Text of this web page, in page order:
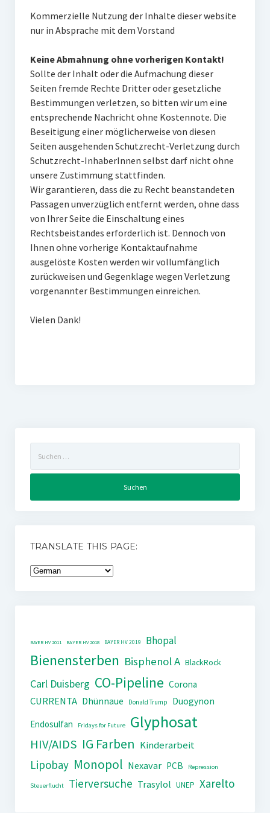
Kommerzielle Nutzung der Inhalte dieser website
nur in Absprache mit dem Vorstand
Keine Abmahnung ohne vorherigen Kontakt!
Sollte der Inhalt oder die Aufmachung dieser
Seiten fremde Rechte Dritter oder gesetzliche
Bestimmungen verletzen, so bitten wir um eine
entsprechende Nachricht ohne Kostennote. Die
Beseitigung einer möglicherweise von diesen
Seiten ausgehenden Schutzrecht-Verletzung durch
Schutzrecht-InhaberInnen selbst darf nicht ohne
unsere Zustimmung stattfinden.
Wir garantieren, dass die zu Recht beanstandeten
Passagen unverzüglich entfernt werden, ohne dass
von Ihrer Seite die Einschaltung eines
Rechtsbeistandes erforderlich ist. Dennoch von
Ihnen ohne vorherige Kontaktaufnahme
ausgelöste Kosten werden wir vollumfänglich
zurückweisen und Gegenklage wegen Verletzung
vorgenannter Bestimmungen einreichen.
Vielen Dank!
nach:
TRANSLATE THIS PAGE:
BAYER HV 2011 BAYER HV 2018 BAYER HV 2019 Bhopal
Bienensterben Bisphenol A BlackRock
Carl Duisberg CO-Pipeline Corona
CURRENTA Dhünnaue Donald Trump
Duogynon
Endosulfan
Fridays for Future Glyphosat
HIV/AIDS IG Farben Kinderarbeit
Lipobay Monopol Nexavar PCB Repression
Steuerflucht Tierversuche Trasylol UNEP Xarelto